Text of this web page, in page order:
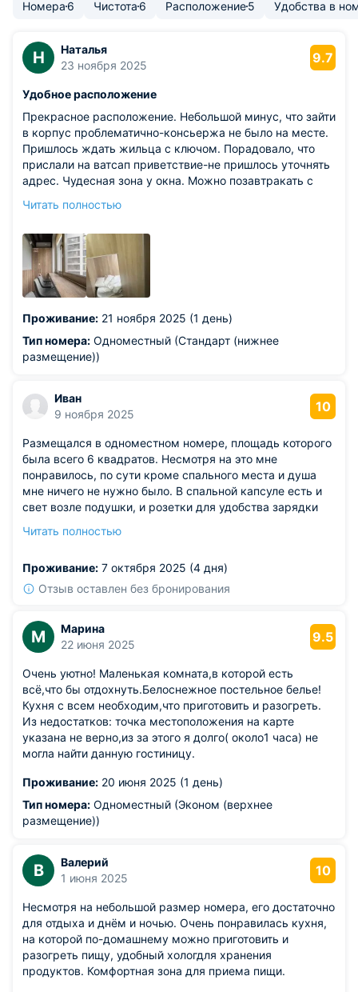
Номера 6 Чистота 6 Расположение5 Удобства в
Н
Наталья
23 ноября 2025
9.7
Удобное расположение
Прекрасное расположение. Небольшой минус, что зайти
в корпус проблематично-консьержа не было на месте.
Пришлось ждать жильца с ключом. Порадовало, что
прислали на ватсап приветствие-не пришлось уточнять
адрес. Чудесная зона у окна. Можно позавтракать с
Из недостатков: душновато было в номере. И
статическое электричество вырабатывал так, что при
малейшем движении сыпались искры. Как северное
сияние. Но не радовало. Раньше такого не было. Был
стандартный хб пододеяльник-верните их, пожалуйста.
Читать полностью
Проживание: 21 ноября 2025 (1 день)
Тип номера: Одноместный (Стандарт (нижнее
размещение))
Иван
9 ноября 2025
10
Размещался в одноместном номере, площадь которого
была всего 6 квадратов. Несмотря на это мне
понравилось, по сути кроме спального места и душа
мне ничего не нужно было. В спальной капсуле есть и
свет возле подушки, и розетки для удобства зарядки
над дверью. Душ и туалет общие на этаже, как и
Читать полностью
Проживание: 7 октября 2025 (4 дня)
Отзыв оставлен без бронирования
М
Марина
22 июня 2025
9.5
Очень уютно! Маленькая комната,в которой есть
всё,что бы отдохнуть.Белоснежное постельное белье!
Кухня с всем необходим,что приготовить и разогреть.
Из недостатков: точка местоположения на карте
указана не верно,из за этого я долго( около1 часа) не
могла найти данную гостиницу.
Проживание: 20 июня 2025 (1 день)
Тип номера: Одноместный (Эконом (верхнее
размещение))
В
Валерий
1 июня 2025
10
Несмотря на небольшой размер номера, его достаточно
для отдыха и днём и ночью. Очень понравилась кухня,
на которой по-домашнему можно приготовить и
разогреть пищу, удобный хологдля хранения
продуктов. Комфортная зона для приема пищи.